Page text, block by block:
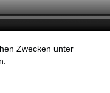
Zwecken unter